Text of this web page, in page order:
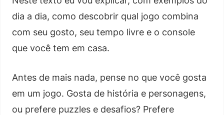
dia a dia, como descobrir qual jogo combina
com seu gosto, seu tempo livre e o console
que você tem em casa.
Antes de mais nada, pense no que você gosta
em um jogo. Gosta de história e personagens,
ou prefere puzzles e desafios? Prefere